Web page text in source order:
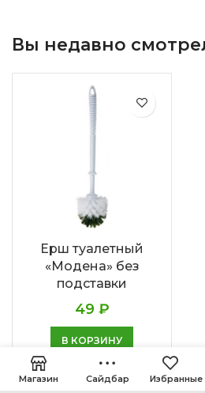
Вы недавно
Ерш туалетный
«Модена» без
подставки
49 ₽
В КОРЗИНУ
Магазин Сайдбар Избранные